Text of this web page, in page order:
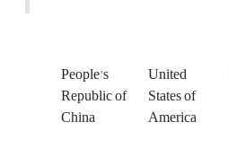
People's
Republic of
China
United
States of
America